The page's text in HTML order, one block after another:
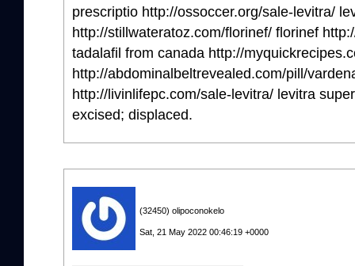
prescriptio http://ossoccer.org/sale-levitra/
http://stillwateratoz.com/florinef/ florinef
tadalafil from canada http://
http://abdominalbeltrevealed.com/pill/
http://livinlifepc.com/sale-levitra/ levitra
excised; displaced.
(32450) olipoconokelo
Sat, 21 May 2022 00:46:19 +0000